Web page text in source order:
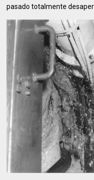
pasado totalmente